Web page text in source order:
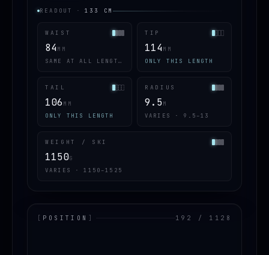
READOUT · 133 CM
WAIST
84MM
SAME AT ALL LENGTHS
TIP
114MM
ONLY THIS LENGTH
TAIL
106 MM
ONLY THIS LENGTH
RADIUS
9.5M
VARIES · 9.5–13
WEIGHT / SKI
1150G
VARIES · 1150–1525
[ POSITION ] 192 / 1128